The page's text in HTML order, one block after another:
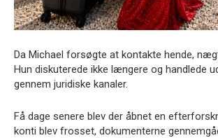
Da Michael forsøgte at kontakte hende,
Hun diskuterede ikke længere og handlede
gennem juridiske kanaler.
Få dage senere blev der åbnet en
konti blev frosset, dokumenterne